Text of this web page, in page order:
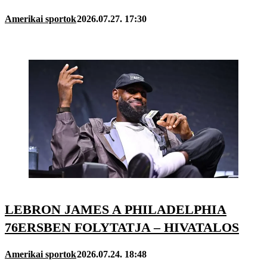
Amerikai sportok2026.07.27. 17:30
LEBRON JAMES A PHILADELPHIA
76ERSBEN FOLYTATJA – HIVATALOS
Amerikai sportok2026.07.24. 18:48